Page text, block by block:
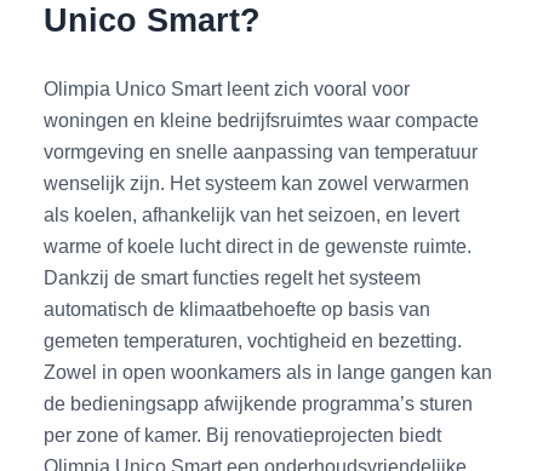
Unico Smart?
Olimpia Unico Smart leent zich vooral voor
woningen en kleine bedrijfsruimtes waar compacte
vormgeving en snelle aanpassing van temperatuur
wenselijk zijn. Het systeem kan zowel verwarmen
als koelen, afhankelijk van het seizoen, en levert
warme of koele lucht direct in de gewenste ruimte.
Dankzij de smart functies regelt het systeem
automatisch de klimaatbehoefte op basis van
gemeten temperaturen, vochtigheid en bezetting.
Zowel in open woonkamers als in lange gangen kan
de bedieningsapp afwijkende programma’s sturen
per zone of kamer. Bij renovatieprojecten biedt
Olimpia Unico Smart een onderhoudsvriendelijke